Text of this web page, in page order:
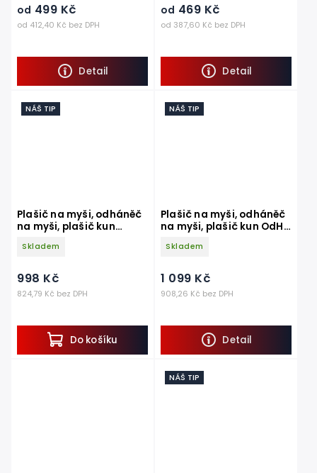
od 412,40 Kč bez DPH
od 499 Kč
Detail
od 387,60 Kč bez DPH
od 469 Kč
Detail
NÁŠ TIP
Plašič na myši, odháněč
na myši, plašič kun
adaptéru
Skladem
824,79 Kč bez DPH
998 Kč
Do košíku
NÁŠ TIP
Plašič na myši, odháněč
na myši, plašič kun OdH1
měnícím zvukem
Skladem
908,26 Kč bez DPH
1 099 Kč
Detail
NÁŠ TIP